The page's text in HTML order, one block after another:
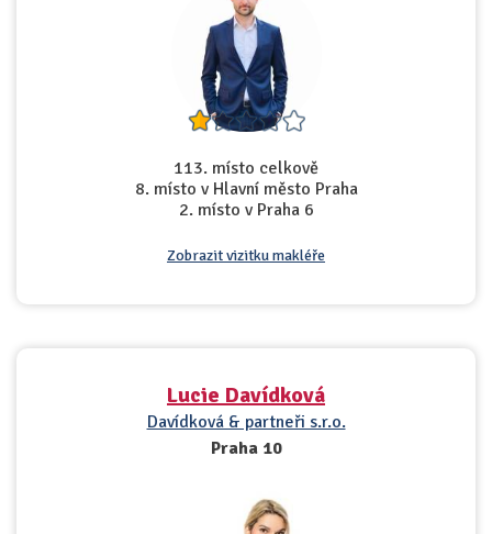
113. místo celkově
8. místo v Hlavní město Praha
2. místo v Praha 6
Zobrazit vizitku makléře
Lucie Davídková
Davídková & partneři s.r.o.
Praha 10